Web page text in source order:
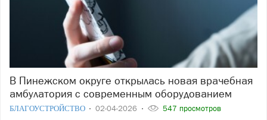
В Пинежском округе открылась новая врачебная
амбулатория с современным оборудованием
БЛАГОУСТРОЙСТВО 02-04-2026 547 просмотров